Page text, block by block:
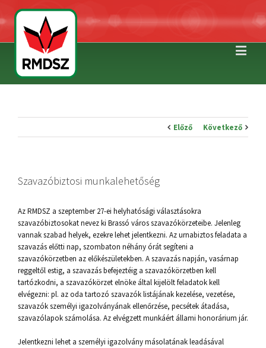
Előző Következő
Szavazóbiztosi munkalehetőség
Az RMDSZ a szeptember 27-ei helyhatósági választásokra
szavazóbiztosokat nevez ki Brassó város szavazókörzeteibe. Jelenleg
vannak szabad helyek, ezekre lehet jelentkezni. Az urnabiztos feladata a
szavazás előtti nap, szombaton néhány órát segíteni a
szavazókörzetben az előkészületekben. A szavazás napján, vasárnap
reggeltől estig, a szavazás befejeztéig a szavazókörzetben kell
tartózkodni, a szavazókörzet elnöke által kijelölt feladatok kell
elvégezni: pl. az oda tartozó szavazók listájának kezelése, vezetése,
szavazók személyi igazolványának ellenőrzése, pecsétek átadása,
szavazólapok számolása. Az elvégzett munkáért állami honorárium jár.
Jelentkezni lehet a személyi igazolvány másolatának leadásával